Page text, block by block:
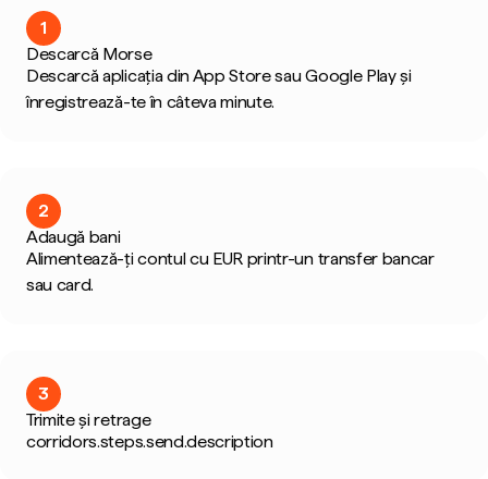
1
Descarcă Morse
Descarcă aplicația din App Store sau Google Play și
înregistrează-te în câteva minute.
2
Adaugă bani
Alimentează-ți contul cu EUR printr-un transfer bancar
sau card.
3
Trimite și retrage
corridors.steps.send.description